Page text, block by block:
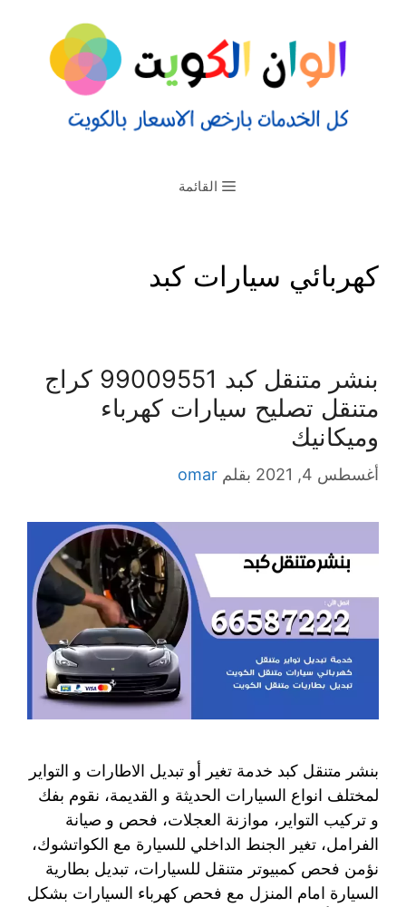
القائمة
كهربائي سيارات كبد
بنشر متنقل كبد 99009551‬ كراج
متنقل تصليح سيارات كهرباء
وميكانيك
أغسطس 4, 2021 بقلم omar
بنشر متنقل كبد خدمة تغير أو تبديل الاطارات و التواير
لمختلف انواع السيارات الحديثة و القديمة، نقوم بفك
و تركيب التواير، موازنة العجلات، فحص و صيانة
الفرامل، تغير الجنط الداخلي للسيارة مع الكواتشوك،
نؤمن فحص كمبيوتر متنقل للسيارات، تبديل بطارية
السيارة امام المنزل مع فحص كهرباء السيارات بشكل